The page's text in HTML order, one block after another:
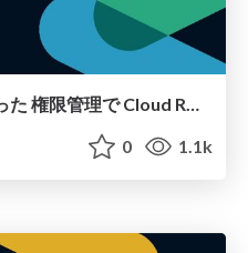
0 1.1k